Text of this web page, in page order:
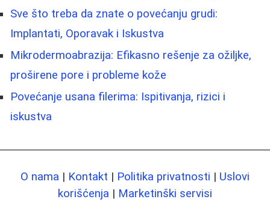
Sve što treba da znate o povećanju grudi:
Implantati, Oporavak i Iskustva
Mikrodermoabrazija: Efikasno rešenje za ožiljke,
proširene pore i probleme kože
Povećanje usana filerima: Ispitivanja, rizici i
iskustva
O nama | Kontakt | Politika privatnosti | Uslovi
korišćenja | Marketinški servisi